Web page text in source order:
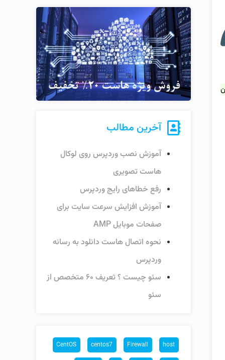
آخرین مطالب
آموزش نصب وردپرس روی لوکال
هاست تصویری
رفع خطاهای رایج وردپرس
آموزش افزایش سرعت سایت برای
صفحات موبایل AMP
نحوه اتصال هاست دانلود به رسانه
وردپرس
سئو چیست ؟ تعریف ۶۰ متخصص از
سئو
CentOS centos7 Firewall host